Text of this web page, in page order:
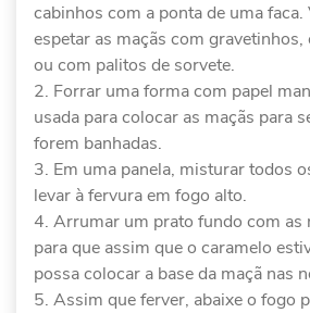
cabinhos com a ponta de uma faca.
espetar as maçãs com
ou com palitos de sorvete.
Forrar uma forma com papel
usada para colocar as maçãs para
forem banhadas.
Em uma panela, misturar todos
levar à fervura em fogo alto.
Arrumar um prato fundo com as
para que assim que o caramelo
possa colocar a base da maçã nas
Assim que ferver, abaixe o fogo